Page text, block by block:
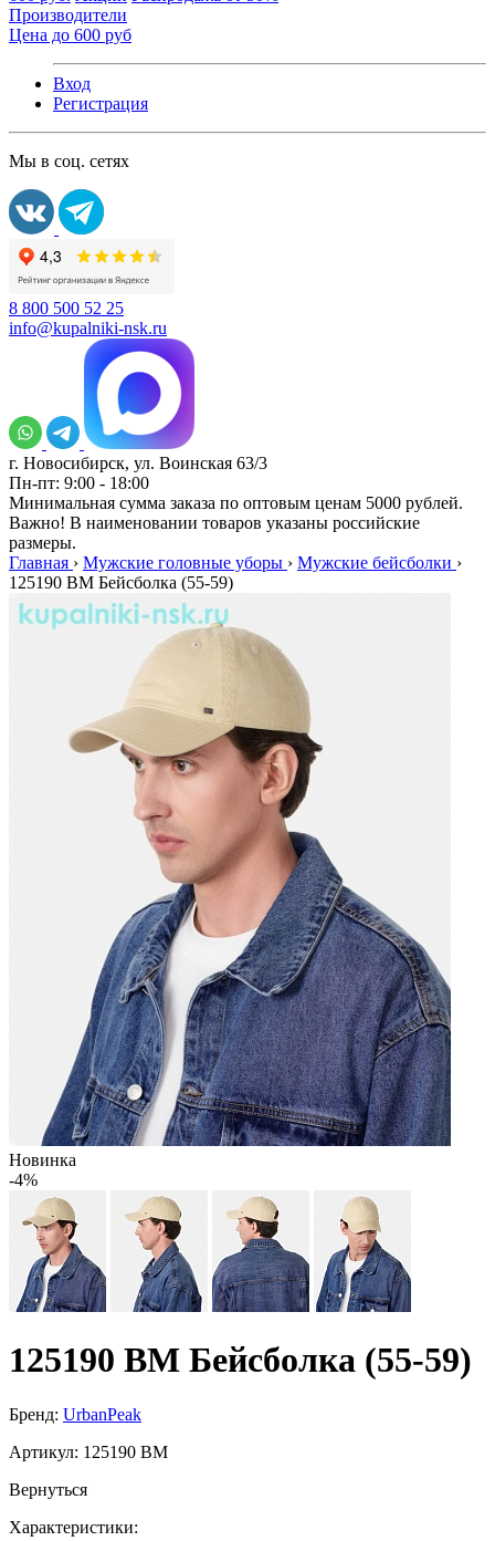
Производители
Цена до 600 руб
Вход
Регистрация
Мы в соц. сетях
8 800 500 52 25
info@kupalniki-nsk.ru
г. Новосибирск, ул. Воинская 63/3
Пн-пт: 9:00 - 18:00
Минимальная сумма заказа по оптовым ценам 5000 рублей.
Важно! В наименовании товаров указаны российские
размеры.
Главная › Мужские головные уборы › Мужские бейсболки ›
125190 BM Бейсболка (55-59)
Новинка
-4%
125190 BM Бейсболка (55-59)
Бренд: UrbanPeak
Артикул: 125190 BM
Вернуться
Характеристики: